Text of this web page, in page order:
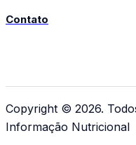
Contato
Copyright © 2026.
Informação Nutricional